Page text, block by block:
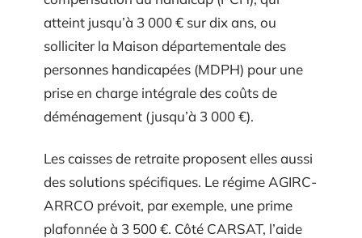
atteint jusqu’à 3 000 € sur dix ans, ou
solliciter la Maison départementale des
personnes handicapées (MDPH) pour une
prise en charge intégrale des coûts de
déménagement (jusqu’à 3 000 €).
Les caisses de retraite proposent elles aussi
des solutions spécifiques. Le régime AGIRC-
ARRCO prévoit, par exemple, une prime
plafonnée à 3 500 €. Côté CARSAT, l’aide